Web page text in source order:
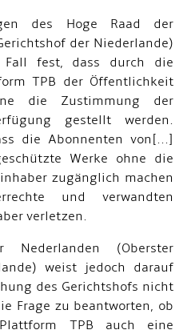
des Hoge Raad der
der Niederlande)
fest, dass durch die
TPB der Öffentlichkeit
die Zustimmung der
gestellt werden.
die Abonnenten von[...]
Werke ohne die
zugänglich machen
und verwandten
verletzen.
(Oberster
weist jedoch darauf
des Gerichtshofs nicht
Frage zu beantworten, ob
TPB auch eine